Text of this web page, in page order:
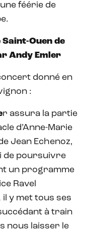
féérie de
Saint-Ouen de
Andy Emler
donné en
:
r assura la partie
d’Anne-Marie
Jean Echenoz,
de poursuivre
un programme
Ravel
y met tous ses
à train
nous laisser le